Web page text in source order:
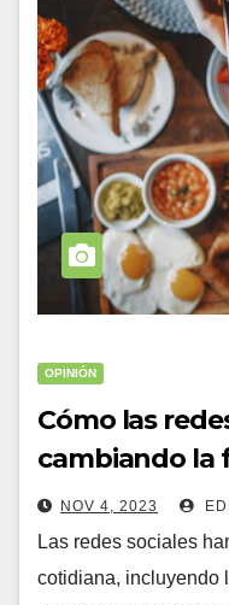
OPINIÓN
Cómo las
cambiando la
comemos y
NOV 4, 2023
Las redes sociales
cotidiana, incluyendo